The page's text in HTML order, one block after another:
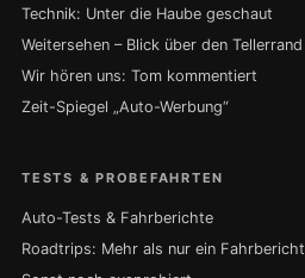
Technik: Unter die Haube geschaut
Weitersehen – Blick über den Tellerrand
Wir hören uns: Tom kommentiert
Zeit-Spiegel „Auto-Werbung“
TESTS & PROBEFAHRTEN
Auto-Tests & Fahrberichte
Roadtrips: Mehr als nur ein Fahrbericht